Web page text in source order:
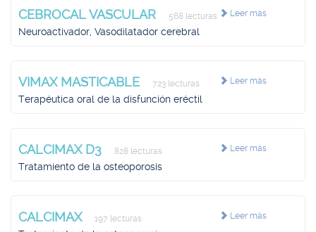
Leer más
CEBROCAL VASCULAR 568 lecturas
Neuroactivador, Vasodilatador cerebral
Leer más
VIMAX MASTICABLE 723 lecturas
Terapéutica oral de la disfunción eréctil
Leer más
CALCIMAX D3 828 lecturas
Tratamiento de la osteoporosis
Leer más
CALCIMAX 197 lecturas